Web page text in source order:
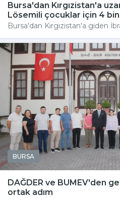
Bursa'dan Kırgızistan'a
Lösemili çocuklar için 4
Bursa'dan Kırgızistan'a giden
BURSA
DAĞDER ve BUMEV'den
ortak adım